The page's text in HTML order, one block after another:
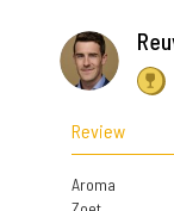
Review
Aroma